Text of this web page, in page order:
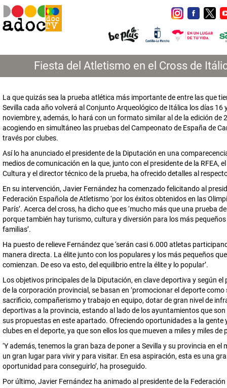
Fiesta del Atletismo en el Cross de
La que quizás sea la prueba atlética más importante de entre las que
Sevilla cada año volverá al Conjunto Arqueológico de Itálica los días 16
noviembre y, además, lo hará con un formato similar al de la edición de
acogiendo en simultáneo las pruebas del Campeonato de España de
través por clubes.
Así lo ha anunciado el presidente de la Diputación en una
medios de comunicación en la que, junto con el presidente de la RFEA,
Cultura y el director técnico de la prueba, ha ofrecido detalles al
En su intervención, Javier Fernández ha comenzado felicitando al
Federación Española de Atletismo ‘por los éxitos obtenidos en las
París’. Acerca del cross, ha dicho que es ‘mucho más que una prueba
porque también hay turismo, cultura y diversión para los más pequeños
familias’.
Ha puesto de relieve Fernández que ‘serán casi 6.000 atletas
manera directa. La élite junto con los populares y los más pequeños
comienzan. De eso va esto, del equilibrio entre la élite y lo popular’.
Los objetivos principales de la Diputación, en clave deportiva y según el
de la corporación provincial, se basan en ‘promocionar el deporte como
sacrificio, compañerismo y trabajo en equipo, dotar de gran nivel de
deportivas a la provincia, estando al lado de los ayuntamientos que son
sus propuestas en este apartado. Ofreciendo oportunidades a la gente
clubes en el deporte, ya que son ellos los que mueven a miles y miles de
‘Y además, tenemos la gran baza de poner a Sevilla y su provincia en el
un gran lugar para vivir y para visitar. En esa aspiración, esta es una
oportunidad para conseguirlo’, ha proseguido.
Por último, Javier Fernández ha animado al presidente de la